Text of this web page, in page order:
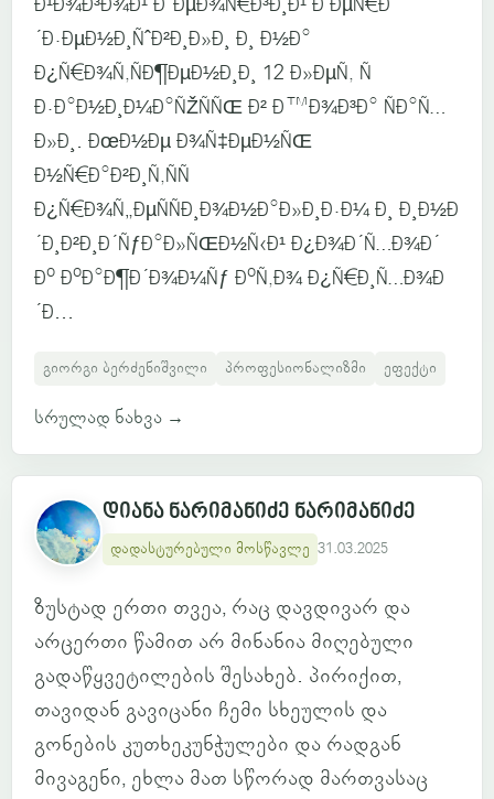
´Ð·ÐµÐ½Ð¸ÑˆÐ²Ð¸Ð»Ð¸ Ð¸ Ð½Ð°
Ð¿Ñ€Ð¾Ñ‚ÑÐ¶ÐµÐ½Ð¸Ð¸ 12 Ð»ÐµÑ‚ Ñ
Ð·Ð°Ð½Ð¸Ð¼Ð°ÑŽÑÑŒ Ð² Ð™Ð¾Ð³Ð° ÑÐ°Ñ…
Ð»Ð¸. ÐœÐ½Ðµ Ð¾Ñ‡ÐµÐ½ÑŒ
Ð½Ñ€Ð°Ð²Ð¸Ñ‚ÑÑ
Ð¿Ñ€Ð¾Ñ„ÐµÑÑÐ¸Ð¾Ð½Ð°Ð»Ð¸Ð·Ð¼ Ð¸ Ð¸Ð½Ð
´Ð¸Ð²Ð¸Ð´ÑƒÐ°Ð»ÑŒÐ½Ñ‹Ð¹ Ð¿Ð¾Ð´Ñ…Ð¾Ð´
Ðº ÐºÐ°Ð¶Ð´Ð¾Ð¼Ñƒ ÐºÑ‚Ð¾ Ð¿Ñ€Ð¸Ñ…Ð¾Ð
´Ð...
გიორგი ბერძენიშვილი პროფესიონალიზმი ეფექტი
სრულად ნახვა →
დიანა ნარიმანიძე ნარიმანიძე
დადასტურებული მოსწავლე 31.03.2025
ზუსტად ერთი თვეა, რაც დავდივარ და
არცერთი წამით არ მინანია მიღებული
გადაწყვეტილების შესახებ. პირიქით,
თავიდან გავიცანი ჩემი სხეულის და
გონების კუთხეკუნჭულები და რადგან
მივაგენი, ეხლა მათ სწორად მართვასაც